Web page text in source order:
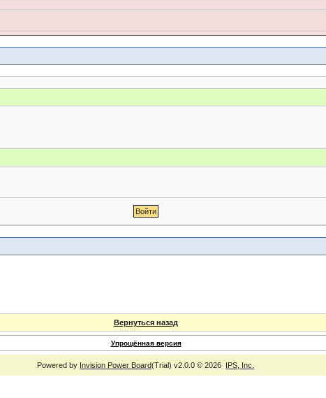
Вернуться назад
Упрощённая версия
Powered by Invision Power Board(Trial) v2.0.0 © 2026 IPS, Inc.